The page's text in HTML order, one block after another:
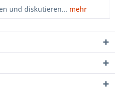
und diskutieren... mehr